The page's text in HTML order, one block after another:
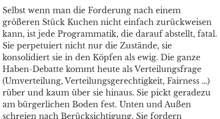
Selbst wenn man die Forderung nach einem
größeren Stück Kuchen nicht einfach zurückweisen
kann, ist jede Programmatik, die darauf abstellt, fatal.
Sie perpetuiert nicht nur die Zustände, sie
konsolidiert sie in den Köpfen als ewig. Die ganze
Haben-Debatte kommt heute als Verteilungsfrage
(Umverteilung, Verteilungsgerechtigkeit, Fairness …)
rüber und kaum über sie hinaus. Sie pickt geradezu
am bürgerlichen Boden fest. Unten und Außen
schreien nach Berücksichtigung. Sie fordern